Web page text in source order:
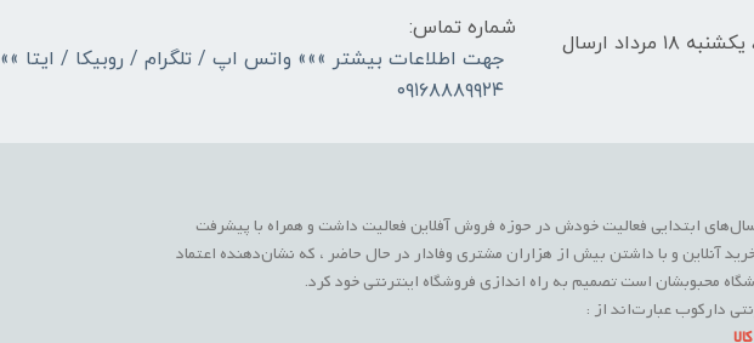
تمامی سفارشات جدید ، یکشنبه ۱۸ مرداد ارسال
شماره تماس:
جهت اطلاعات بیشتر »»» واتس اپ / تلگرام / روبیکا / ایتا »»
۰۹۱۶۸۸۸۹۹۲۴
ابتدایی فعالیت خودش در حوزه فروش آفلاین فعالیت داشت و همراه با پیشرفت
آنلاین و با داشتن بیش از هزاران مشتری وفادار در حال حاضر ، که نشان‌دهنده اعتماد
محبوبشان است تصمیم به راه اندازی فروشگاه اینترنتی خود کرد.
دارکوب عبارت‌اند از :